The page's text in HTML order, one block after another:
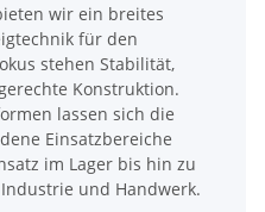
wir ein breites
für den
stehen Stabilität,
Konstruktion.
lassen sich die
Einsatzbereiche
im Lager bis hin zu
und Handwerk.